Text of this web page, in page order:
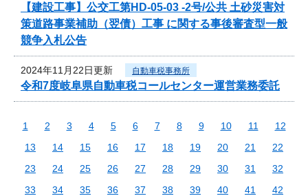
【建設工事】公交工第HD-05-03 -2号/公共 土砂災害対
策道路事業補助（翌債）工事 に関する事後審査型一般
競争入札公告
2024年11月22日更新 自動車税事務所
令和7度岐阜県自動車税コールセンター運営業務委託
1 2 3 4 5 6 7 8 9 10 11
12
13
14 15 16 17 18 19 20 21
22
23
24 25 26 27 28 29 30 31
32
33
34 35 36 37 38 39 40 41
42